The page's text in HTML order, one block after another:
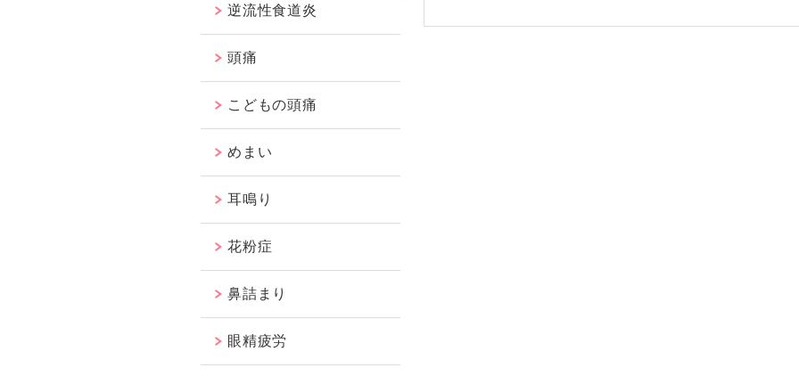
逆流性食道炎
頭痛
こどもの頭痛
めまい
耳鳴り
花粉症
鼻詰まり
眼精疲労